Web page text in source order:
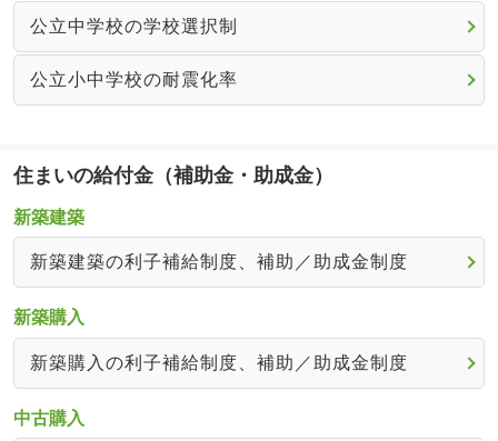
公立中学校の学校選択制
公立小中学校の耐震化率
住まいの給付金（補助金・助成金）
新築建築
新築建築の利子補給制度、補助／助成金制度
新築購入
新築購入の利子補給制度、補助／助成金制度
中古購入